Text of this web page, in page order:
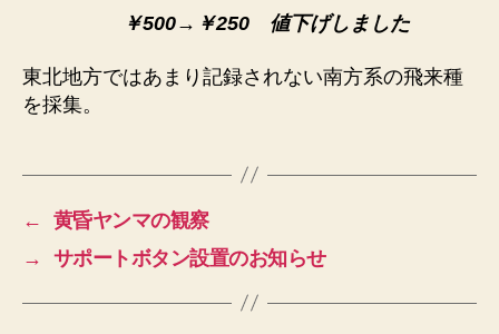
￥500→￥250 値下げしました
東北地方ではあまり記録されない南方系の飛来種
を採集。
←
黄昏ヤンマの観察
→
サポートボタン設置のお知らせ